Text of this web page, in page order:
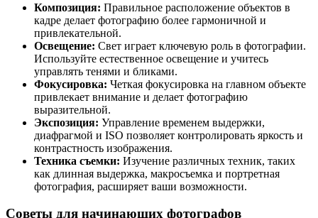
Композиция: Правильное расположение объектов в
кадре делает фотографию более гармоничной и
привлекательной.
Освещение: Свет играет ключевую роль в фотографии.
Используйте естественное освещение и учитесь
управлять тенями и бликами.
Фокусировка: Четкая фокусировка на главном объекте
привлекает внимание и делает фотографию
выразительной.
Экспозиция: Управление временем выдержки,
диафрагмой и ISO позволяет контролировать яркость и
контрастность изображения.
Техника съемки: Изучение различных техник, таких
как длинная выдержка, макросъемка и портретная
фотография, расширяет ваши возможности.
Советы для начинающих фотографов